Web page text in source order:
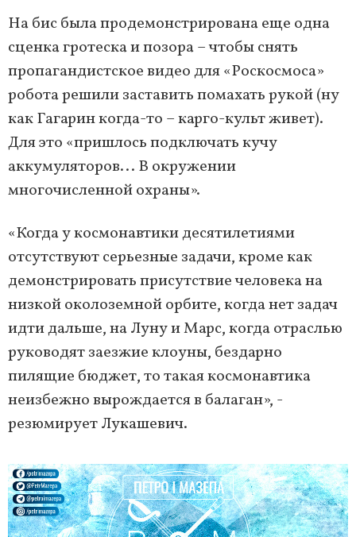
На бис была продемонстрирована еще одна
сценка гротеска и позора – чтобы снять
пропагандистское видео для «Роскосмоса»
робота решили заставить помахать рукой (ну
как Гагарин когда-то – карго-культ живет).
Для это «пришлось подключать кучу
аккумуляторов... В окружении
многочисленной охраны».
«Когда у космонавтики десятилетиями
отсутствуют серьезные задачи, кроме как
демонстрировать присутствие человека на
низкой околоземной орбите, когда нет задач
идти дальше, на Луну и Марс, когда отраслью
руководят заезжие клоуны, бездарно
пилящие бюджет, то такая космонавтика
неизбежно вырождается в балаган», -
резюмирует Лукашевич.